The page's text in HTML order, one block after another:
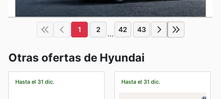
1 2 ... 42 43
Otras ofertas de Hyundai
Hasta el 31 dic. Hasta el 31 dic.